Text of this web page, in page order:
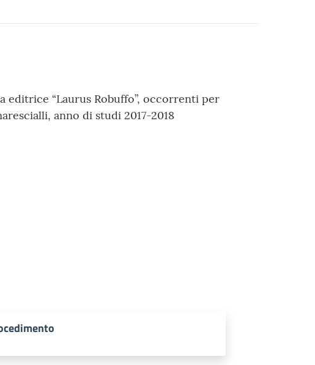
editrice “Laurus Robuffo”, occorrenti per
anno di studi 2017-2018